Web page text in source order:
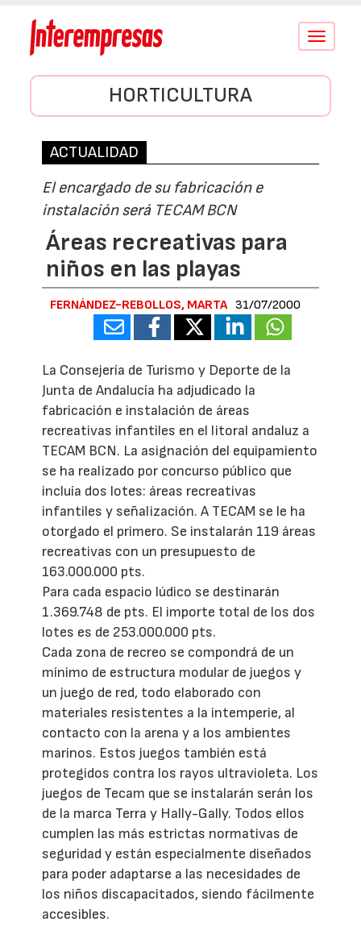
Conmutar
HORTICULTURA
ACTUALIDAD
El encargado de su fabricación e
instalación será TECAM BCN
Áreas recreativas para
niños en las playas
FERNÁNDEZ-REBOLLOS, MARTA 31/07/2000
La Consejería de Turismo y Deporte de la
Junta de Andalucía ha adjudicado la
fabricación e instalación de áreas
recreativas infantiles en el litoral andaluz a
TECAM BCN. La asignación del equipamiento
se ha realizado por concurso público que
incluía dos lotes: áreas recreativas
infantiles y señalización. A TECAM se le ha
otorgado el primero. Se instalarán 119 áreas
recreativas con un presupuesto de
163.000.000 pts.
Para cada espacio lúdico se destinarán
1.369.748 de pts. El importe total de los dos
lotes es de 253.000.000 pts.
Cada zona de recreo se compondrá de un
mínimo de estructura modular de juegos y
un juego de red, todo elaborado con
materiales resistentes a la intemperie, al
contacto con la arena y a los ambientes
marinos. Estos juegos también está
protegidos contra los rayos ultravioleta. Los
juegos de Tecam que se instalarán serán los
de la marca Terra y Hally-Gally. Todos ellos
cumplen las más estrictas normativas de
seguridad y están especialmente diseñados
para poder adaptarse a las necesidades de
los niños discapacitados, siendo fácilmente
accesibles.